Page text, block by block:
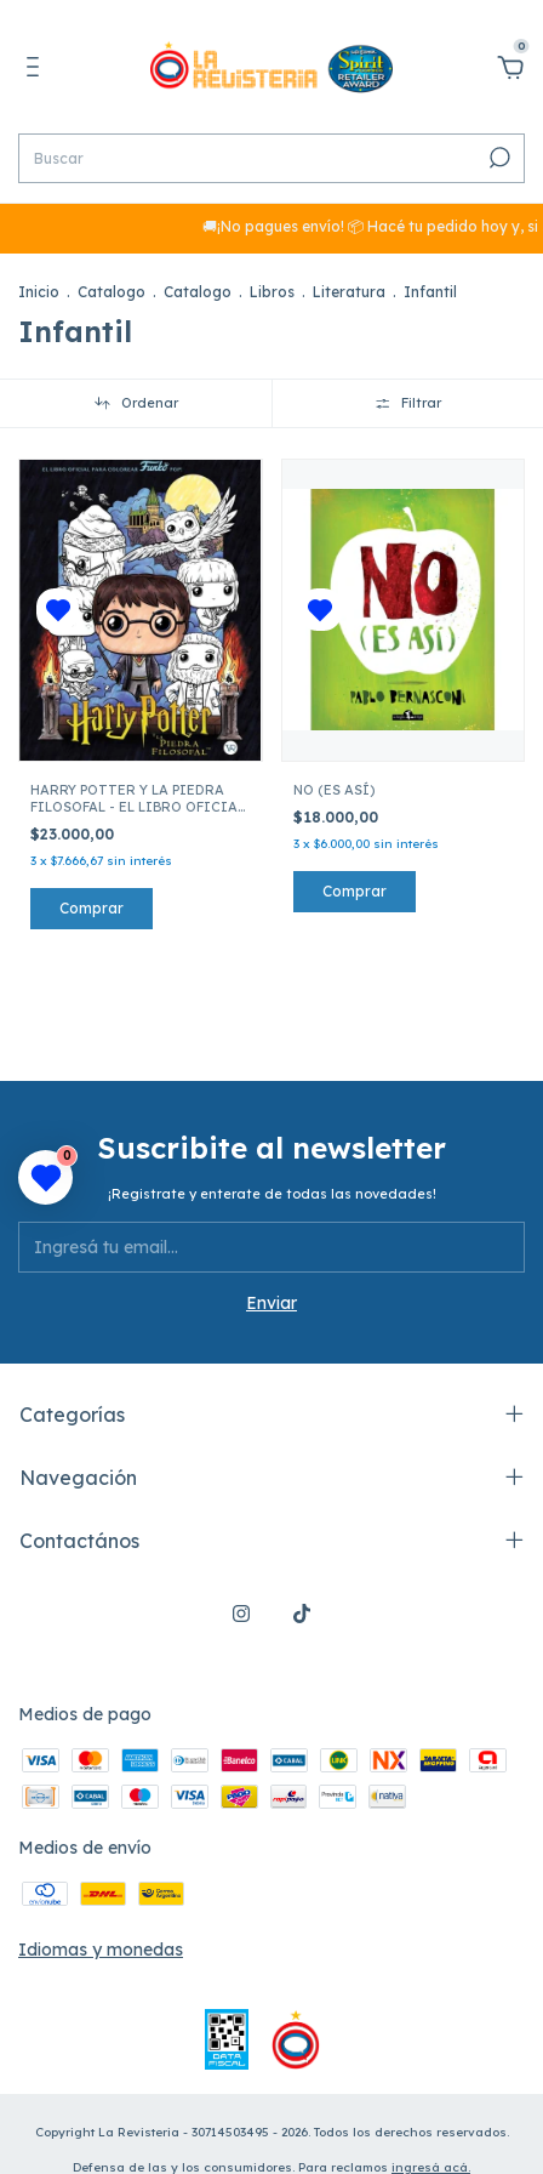
0
🚚¡No pagues envío! 📦 Hacé tu pedido hoy y,
Inicio . Catalogo . Catalogo . Libros . Literatura . Infantil
Infantil
Ordenar Filtrar
HARRY POTTER Y LA PIEDRA
FILOSOFAL - EL LIBRO OFICIAL
$23.000,00
3 x $7.666,67 sin interés
NO (ES ASÍ)
$18.000,00
3 x $6.000,00 sin interés
Suscribite al newsletter
¡Registrate y enterate de todas las novedades!
Categorías
Navegación
Contactános
Medios de pago
Medios de envío
Idiomas y monedas
Copyright La Revisteria - 30714503495 - 2026. Todos los derechos reservados.
Defensa de las y los consumidores. Para reclamos ingresá acá.
0